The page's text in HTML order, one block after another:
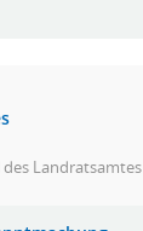
Landratsamtes